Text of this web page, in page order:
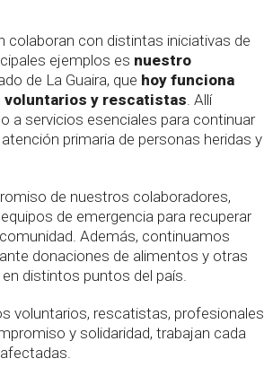
colaboran con distintas iniciativas de
ejemplos es nuestro
de La Guaira, que hoy funciona
voluntarios y rescatistas . Allí
a servicios esenciales para continuar
primaria de personas heridas y
de nuestros colaboradores,
de emergencia para recuperar
Además, continuamos
donaciones de alimentos y otras
distintos puntos del país.
voluntarios, rescatistas, profesionales
y solidaridad, trabajan cada